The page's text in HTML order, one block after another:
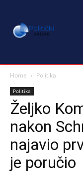
Home Politika
Politika
Željko
nakon
najavio
je poručio